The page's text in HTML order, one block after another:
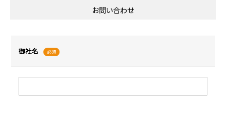
お問い合わせ
御社名 必須